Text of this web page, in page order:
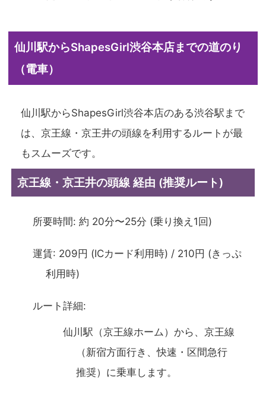
仙川駅からShapesGirl渋谷本店までの道のり
（電車）
仙川駅からShapesGirl渋谷本店のある渋谷駅まで
は、京王線・京王井の頭線を利用するルートが最
もスムーズです。
京王線・京王井の頭線 経由 (推奨ルート)
所要時間: 約 20分〜25分 (乗り換え1回)
運賃: 209円 (ICカード利用時) / 210円 (きっぷ
利用時)
ルート詳細:
仙川駅（京王線ホーム）から、京王線
（新宿方面行き、快速・区間急行
推奨）に乗車します。